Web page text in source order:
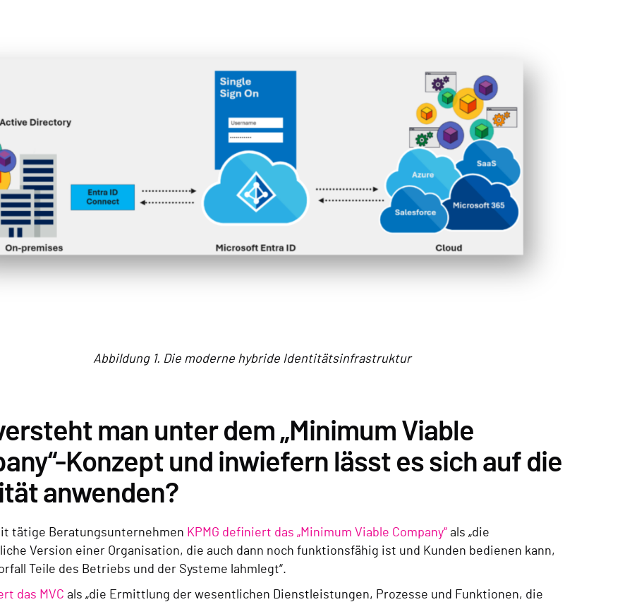
Abbildung 1. Die moderne hybride Identitätsinfrastruktur
man unter dem „Minimum Viable
Konzept und inwiefern lässt es sich auf die
anwenden?
tätige Beratungsunternehmen KPMG definiert das „Minimum Viable Company“ als „die
Version einer Organisation, die auch dann noch funktionsfähig ist und Kunden bedienen kann,
Teile des Betriebs und der Systeme lahmlegt“.
das MVC als „die Ermittlung der wesentlichen Dienstleistungen, Prozesse und Funktionen, die